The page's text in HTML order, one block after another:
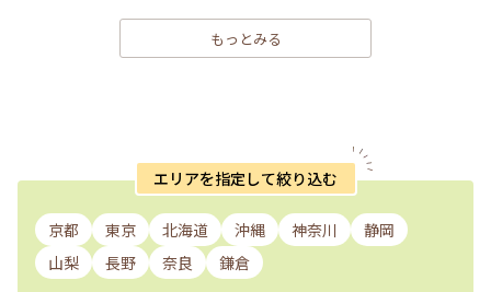
もっとみる
エリアを指定して絞り込む
京都 東京 北海道 沖縄 神奈川
静岡
山梨
長野 奈良 鎌倉